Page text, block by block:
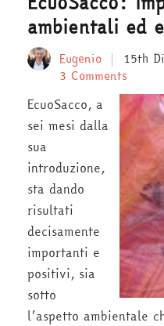
ambientali ed
Eugenio 15th
3 Comments
EcuoSacco, a
sei mesi dalla
sua
introduzione,
sta dando
risultati
decisamente
importanti e
positivi, sia
sotto
l’aspetto ambientale